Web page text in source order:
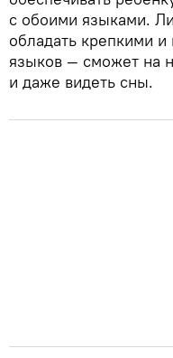
с обоими языками.
обладать крепкими
языков — сможет на
и даже видеть сны.